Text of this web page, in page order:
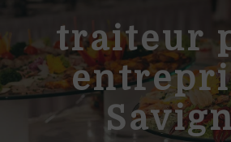
traiteur